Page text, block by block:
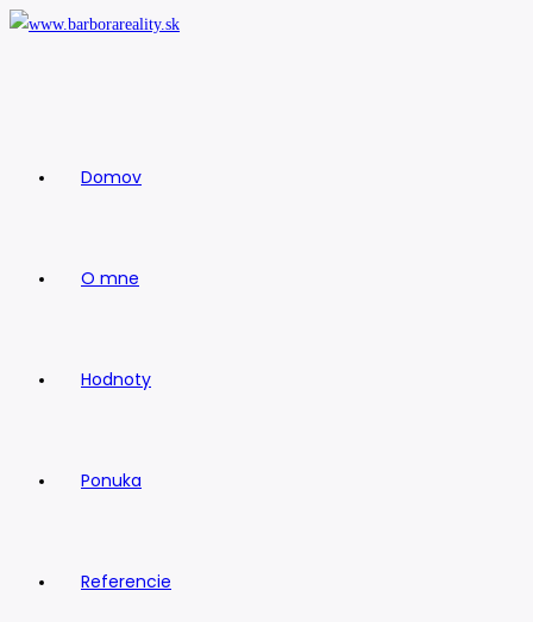
Skip
Domov
O mne
Hodnoty
Ponuka
Referencie